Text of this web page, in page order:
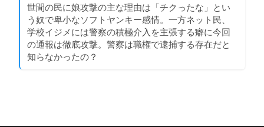
世間の民に娘攻撃の主な理由は「チクったな」とい
う奴で卑小なソフトヤンキー感情。一方ネット民、
学校イジメには警察の積極介入を主張する癖に今回
の通報は徹底攻撃。警察は職権で逮捕する存在だと
知らなかったの？